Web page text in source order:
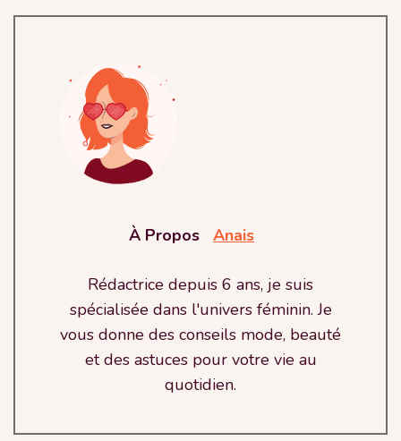
À Propos Anais
Rédactrice depuis 6 ans, je suis
spécialisée dans l'univers féminin. Je
vous donne des conseils mode, beauté
et des astuces pour votre vie au
quotidien.